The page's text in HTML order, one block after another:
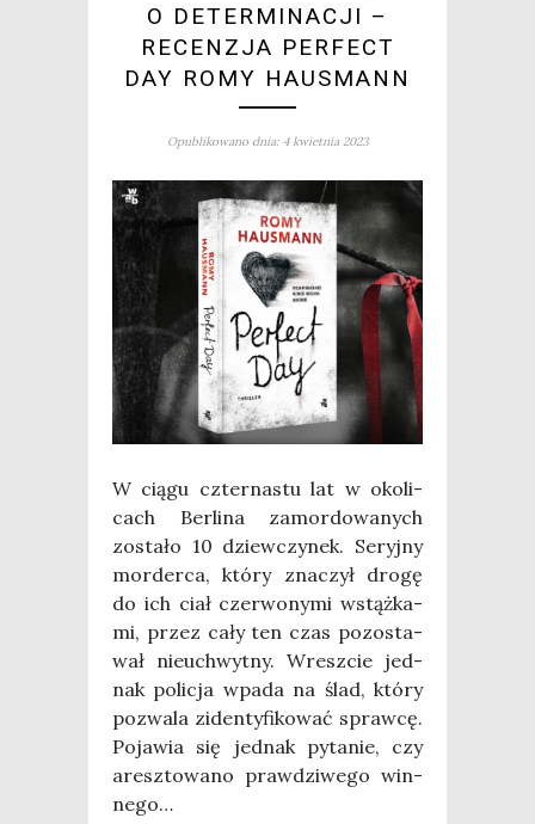
O DETERMINACJI –
RECENZJA PERFECT
DAY ROMY HAUSMANN
Opublikowano dnia: 4 kwietnia 2023
W cią­gu czter­na­stu lat w oko­li­
cach Ber­li­na zamor­do­wa­nych
zosta­ło 10 dziew­czy­nek. Seryj­ny
mor­der­ca, któ­ry zna­czył dro­gę
do ich ciał czer­wo­ny­mi wstąż­ka­
mi, przez cały ten czas pozo­sta­
wał nie­uchwyt­ny. Wresz­cie jed­
nak poli­cja wpa­da na ślad, któ­ry
pozwa­la ziden­ty­fi­ko­wać spraw­cę.
Poja­wia się jed­nak pyta­nie, czy
aresz­to­wa­no praw­dzi­we­go win­
ne­go…